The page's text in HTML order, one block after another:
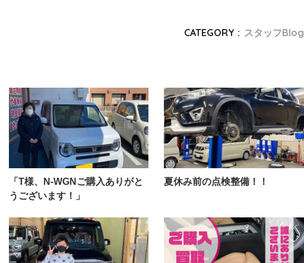
CATEGORY : スタッフBlog
「T様、N-WGNご購入ありがと
うございます！」
夏休み前の点検整備！！